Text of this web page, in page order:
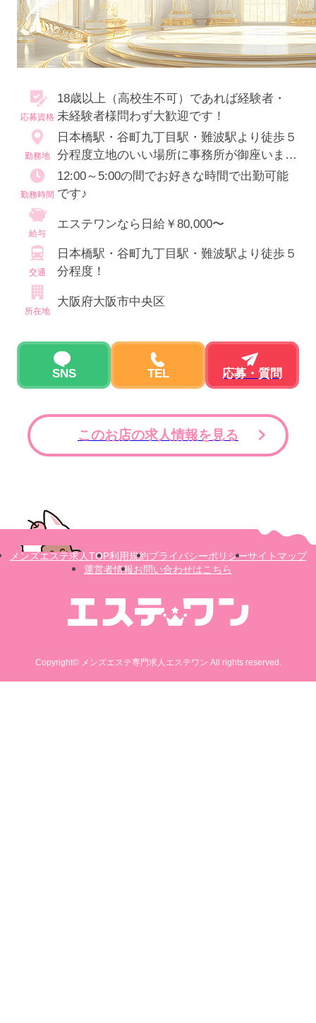
応募資格
18歳以上（高校生不可）であれば経験者・
未経験者様問わず大歓迎です！
勤務地
日本橋駅・谷町九丁目駅・難波駅より徒歩５
分程度立地のいい場所に事務所が御座います
♪
勤務時間
12:00～5:00の間でお好きな時間で出勤可能
です♪
給与
エステワンなら日給￥80,000〜
交通
日本橋駅・谷町九丁目駅・難波駅より徒歩５
分程度！
所在地
大阪府大阪市中央区
SNS TEL 応募・質問
このお店の求人情報を見る
メンズエステ求人TOP利用規約プライバシーポリシーサイトマップ
運営者情報お問い合わせはこちら
Copyright© メンズエステ専門求人エステワン All rights reserved.